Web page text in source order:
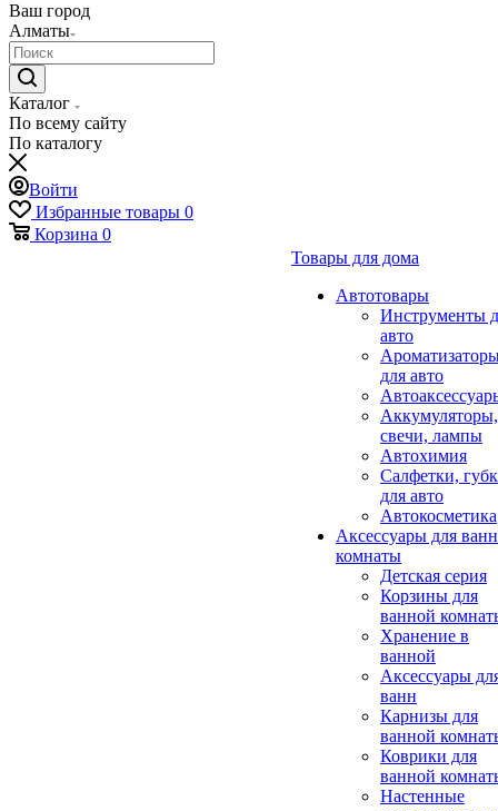
Ваш город
Алматы
Каталог
По всему сайту
По каталогу
Войти
Избранные товары 0
Корзина 0
Товары для дома
Автотовары
Инструменты
авто
для авто
Аккумуляторы,
свечи, лампы
Автохимия
Салфетки,
для авто
Автокосметика
Аксессуары для
комнаты
Детская серия
Корзины для
ванной
Хранение в
ванной
Аксессуары
ванн
Карнизы для
ванной
Коврики для
ванной
Настенные